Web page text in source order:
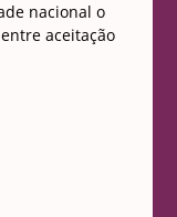
nacional o
aceitação